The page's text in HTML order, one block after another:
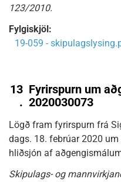
123/2010.
Fylgiskjöl:
19-059 -
13
.
Fyrirspurn um
2020030073
Lögð fram fyrirspurn frá
dags. 18. febrúar 2020
hliðsjón af
Skipulags- og